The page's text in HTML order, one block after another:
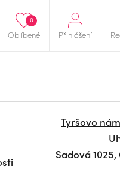
Oblíbené
0
Přihlášení
Tyršovo
Sadová